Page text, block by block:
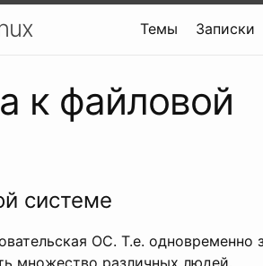
Темы Записки
к файловой
системе
ОС. Т.е. одновременно
множество различных людей.